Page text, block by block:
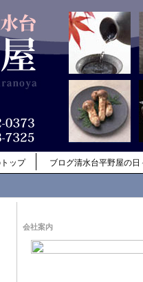
ップ ブログ清水台平野屋の日
会社案内